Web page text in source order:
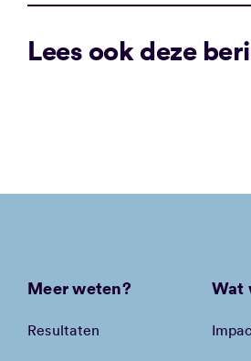
Lees ook deze
Meer weten?
Resultaten
Wat